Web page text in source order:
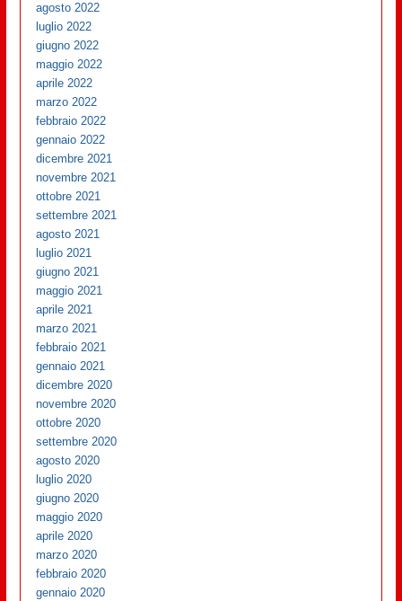
agosto 2022
luglio 2022
giugno 2022
maggio 2022
aprile 2022
marzo 2022
febbraio 2022
gennaio 2022
dicembre 2021
novembre 2021
ottobre 2021
settembre 2021
agosto 2021
luglio 2021
giugno 2021
maggio 2021
aprile 2021
marzo 2021
febbraio 2021
gennaio 2021
dicembre 2020
novembre 2020
ottobre 2020
settembre 2020
agosto 2020
luglio 2020
giugno 2020
maggio 2020
aprile 2020
marzo 2020
febbraio 2020
gennaio 2020